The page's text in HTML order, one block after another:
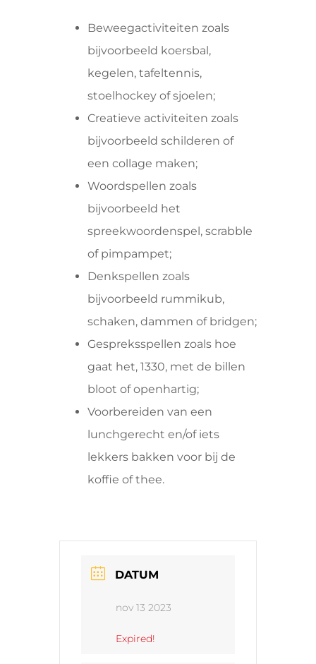
Beweegactiviteiten zoals
bijvoorbeeld koersbal,
kegelen, tafeltennis,
stoelhockey of sjoelen;
Creatieve activiteiten zoals
bijvoorbeeld schilderen of
een collage maken;
Woordspellen zoals
bijvoorbeeld het
spreekwoordenspel, scrabble
of pimpampet;
Denkspellen zoals
bijvoorbeeld rummikub,
schaken, dammen of bridgen;
Gespreksspellen zoals hoe
gaat het, 1330, met de billen
bloot of openhartig;
Voorbereiden van een
lunchgerecht en/of iets
lekkers bakken voor bij de
koffie of thee.
DATUM
nov 13 2023
Expired!